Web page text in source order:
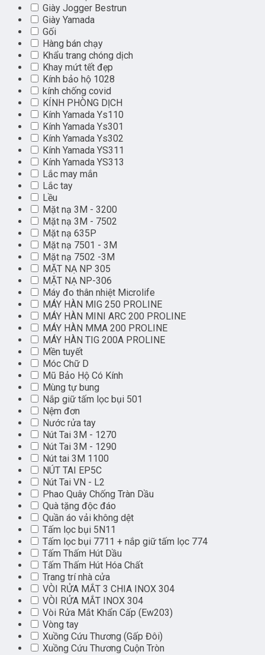
Giày Jogger Bestrun
Giày Yamada
Gối
Hàng bán chạy
Khẩu trang chóng dịch
Khay mứt tết đẹp
Kính bảo hộ 1028
kính chống covid
KÍNH PHÒNG DỊCH
Kính Yamada Ys110
Kính Yamada Ys301
Kính Yamada Ys302
Kính Yamada YS311
Kính Yamada YS313
Lắc may mắn
Lắc tay
Lều
Mặt nạ 3M - 3200
Mặt nạ 3M - 7502
Mặt nạ 635P
Mặt nạ 7501 - 3M
Mặt nạ 7502 -3M
MẶT NẠ NP 305
MẶT NẠ NP-306
Máy đo thân nhiệt Microlife
MÁY HÀN MIG 250 PROLINE
MÁY HÀN MINI ARC 200 PROLINE
MÁY HÀN MMA 200 PROLINE
MÁY HÀN TIG 200A PROLINE
Mền tuyết
Móc Chữ D
Mũ Bảo Hộ Có Kính
Mùng tự bung
Nắp giữ tấm lọc bụi 501
Nệm đơn
Nước rửa tay
Nút Tai 3M - 1270
Nút Tai 3M - 1290
Nút tai 3M 1100
NÚT TAI EP5C
Nút Tai VN - L2
Phao Quây Chống Tràn Dầu
Quà tặng độc đáo
Quần áo vải không dệt
Tấm lọc bụi 5N11
Tấm lọc bụi 7711 + nắp giữ tấm lọc 774
Tấm Thấm Hút Dầu
Tấm Thấm Hút Hóa Chất
Trang trí nhà cửa
VÒI RỬA MẮT 3 CHIA INOX 304
VÒI RỬA MẮT INOX 304
Vòi Rửa Mắt Khẩn Cấp (Ew203)
Vòng tay
Xuồng Cứu Thương (Gấp Đôi)
Xuồng Cứu Thương Cuộn Tròn